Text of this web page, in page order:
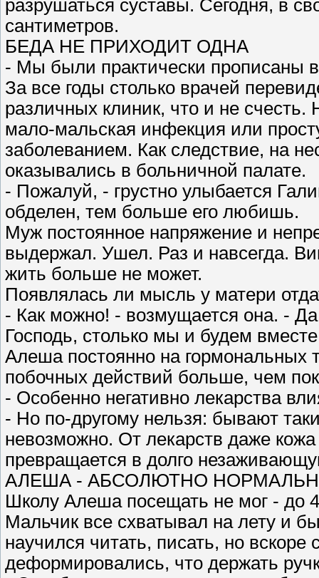
разрушаться суставы. Сегодня, в
сантиметров.
БЕДА НЕ ПРИХОДИТ ОДНА
- Мы были практически прописаны
За все годы столько врачей
различных клиник, что и не
мало-мальская инфекция или
заболеванием. Как следствие, на
оказывались в больничной палате.
- Пожалуй, - грустно улыбается
обделен, тем больше его любишь.
Муж постоянное напряжение и
выдержал. Ушел. Раз и навсегда.
жить больше не может.
Появлялась ли мысль у матери
- Как можно! - возмущается она. -
Господь, столько мы и будем
Алеша постоянно на гормональных
побочных действий больше, чем
- Особенно негативно лекарства
- Но по-другому нельзя: бывают
невозможно. От лекарств даже
превращается в долго
АЛЕША - АБСОЛЮТНО
Школу Алеша посещать не мог - до
Мальчик все схватывал на лету и
научился читать, писать, но вскоре
деформировались, что держать